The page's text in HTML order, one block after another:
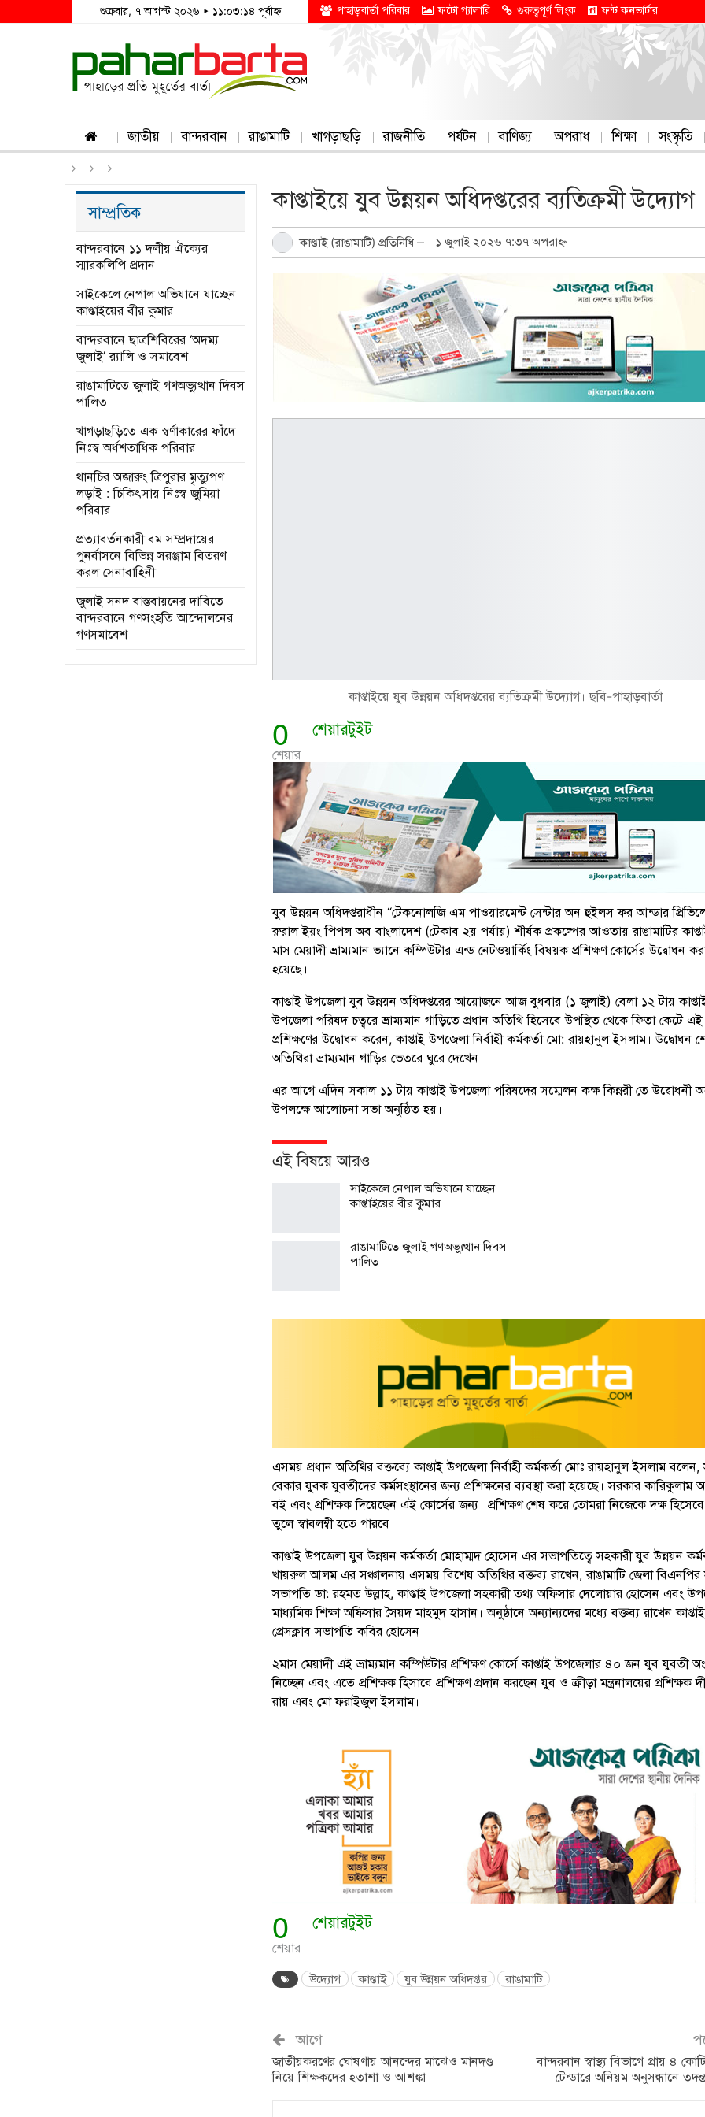
শুক্রবার, ৭ আগস্ট ২০২৬ ▸ ১১:০৩:১৪ পূর্বাহ্ন পাহাড়বার্তা পরিবার ফটো গ্যালারি গুরুত্বপূর্ণ লিংক ফন্ট কনভার্টার
জাতীয় বান্দরবান রাঙামাটি খাগড়াছড়ি রাজনীতি পর্যটন বাণিজ্য অপরাধ শিক্ষা সংস্কৃতি
কাপ্তাইয়ে যুব উন্নয়ন অধিদপ্তরের ব্যতিক্রমী উদ্যোগ
কাপ্তাই (রাঙামাটি) প্রতিনিধি ১ জুলাই ২০২৬ ৭:৩৭ অপরাহ্ন
কাপ্তাইয়ে যুব উন্নয়ন অধিদপ্তরের ব্যতিক্রমী উদ্যোগ। ছবি-পাহাড়বার্তা
0
শেয়ার
শেয়ারটুইট
যুব উন্নয়ন অধিদপ্তরাধীন “টেকনোলজি এম পাওয়ারমেন্ট সেন্টার অন হুইলস ফর আন্ডার
রুরাল ইয়ং পিপল অব বাংলাদেশ (টেকাব ২য় পর্যায়) শীর্ষক প্রকল্পের আওতায় রাঙামাটির
মাস মেয়াদী ভ্রাম্যমান ভ্যানে কম্পিউটার এন্ড নেটওয়ার্কিং বিষয়ক প্রশিক্ষণ কোর্সের উদ্বোধন
হয়েছে।
কাপ্তাই উপজেলা যুব উন্নয়ন অধিদপ্তরের আয়োজনে আজ বুধবার (১ জুলাই) বেলা ১২ টায়
উপজেলা পরিষদ চত্বরে ভ্রাম্যমান গাড়িতে প্রধান অতিথি হিসেবে উপস্থিত থেকে ফিতা কেটে এই
প্রশিক্ষণের উদ্বোধন করেন, কাপ্তাই উপজেলা নির্বাহী কর্মকর্তা মো: রায়হানুল ইসলাম। উদ্বোধন
অতিথিরা ভ্রাম্যমান গাড়ির ভেতরে ঘুরে দেখেন।
এর আগে এদিন সকাল ১১ টায় কাপ্তাই উপজেলা পরিষদের সম্মেলন কক্ষ কিন্নরী তে উদ্বোধনী
উপলক্ষে আলোচনা সভা অনুষ্ঠিত হয়।
এই বিষয়ে আরও
সাইকেলে নেপাল অভিযানে যাচ্ছেন
কাপ্তাইয়ের বীর কুমার
রাঙামাটিতে জুলাই গণঅভ্যুত্থান দিবস
পালিত
এসময় প্রধান অতিথির বক্তব্যে কাপ্তাই উপজেলা নির্বাহী কর্মকর্তা মোঃ রায়হানুল ইসলাম
বেকার যুবক যুবতীদের কর্মসংস্থানের জন্য প্রশিক্ষনের ব্যবস্থা করা হয়েছে। সরকার কারিকুলাম
বই এবং প্রশিক্ষক দিয়েছেন এই কোর্সের জন্য। প্রশিক্ষণ শেষ করে তোমরা নিজেকে দক্ষ
তুলে স্বাবলম্বী হতে পারবে।
কাপ্তাই উপজেলা যুব উন্নয়ন কর্মকর্তা মোহাম্মদ হোসেন এর সভাপতিত্বে সহকারী যুব উন্নয়ন
খায়রুল আলম এর সঞ্চালনায় এসময় বিশেষ অতিথির বক্তব্য রাখেন, রাঙামাটি জেলা
সভাপতি ডা: রহমত উল্লাহ, কাপ্তাই উপজেলা সহকারী তথ্য অফিসার দেলোয়ার হোসেন এবং
মাধ্যমিক শিক্ষা অফিসার সৈয়দ মাহমুদ হাসান। অনুষ্ঠানে অন্যান্যদের মধ্যে বক্তব্য রাখেন কাপ্তাই
প্রেসক্লাব সভাপতি কবির হোসেন।
২মাস মেয়াদী এই ভ্রাম্যমান কম্পিউটার প্রশিক্ষণ কোর্সে কাপ্তাই উপজেলার ৪০ জন যুব যুবতী
নিচ্ছেন এবং এতে প্রশিক্ষক হিসাবে প্রশিক্ষণ প্রদান করছেন যুব ও ক্রীড়া মন্ত্রনালয়ের প্রশিক্ষক
রায় এবং মো ফরাইজুল ইসলাম।
0
শেয়ার
শেয়ারটুইট
উদ্যোগ কাপ্তাই যুব উন্নয়ন অধিদপ্তর রাঙামাটি
আগে
জাতীয়করণের ঘোষণায় আনন্দের মাঝেও মানদণ্ড
নিয়ে শিক্ষকদের হতাশা ও আশঙ্কা
বান্দরবান স্বাস্থ্য বিভাগে প্রায় ৪
টেন্ডারে অনিয়ম অনুসন্ধানে
সাম্প্রতিক
বান্দরবানে ১১ দলীয় ঐক্যের
স্মারকলিপি প্রদান
সাইকেলে নেপাল অভিযানে যাচ্ছেন
কাপ্তাইয়ের বীর কুমার
বান্দরবানে ছাত্রশিবিরের ‘অদম্য
জুলাই’ র‌্যালি ও সমাবেশ
রাঙামাটিতে জুলাই গণঅভ্যুত্থান দিবস
পালিত
খাগড়াছড়িতে এক স্বর্ণাকারের ফাঁদে
নিঃস্ব অর্ধশতাধিক পরিবার
থানচির অজারুং ত্রিপুরার মৃত্যুপণ
লড়াই : চিকিৎসায় নিঃস্ব জুমিয়া
পরিবার
প্রত্যাবর্তনকারী বম সম্প্রদায়ের
পুনর্বাসনে বিভিন্ন সরঞ্জাম বিতরণ
করল সেনাবাহিনী
জুলাই সনদ বাস্তবায়নের দাবিতে
বান্দরবানে গণসংহতি আন্দোলনের
গণসমাবেশ